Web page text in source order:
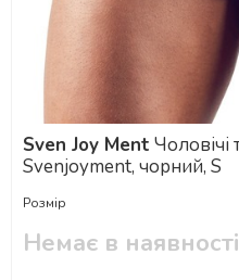
Sven Joy Ment
Svenjoyment, чорний, S
Розмір
Немає в наявності